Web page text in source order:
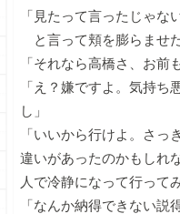
「見たって言ったじゃな
と言って頬を膨らませた
「それなら高橋さ、お前
「え？嫌ですよ。気持ち
し」
「いいから行けよ。さっ
違いがあったのかもしれ
人で冷静になって行って
「なんか納得できない説